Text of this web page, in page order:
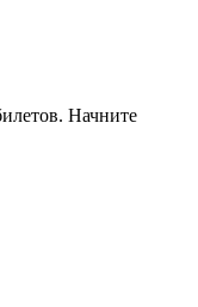
Начните